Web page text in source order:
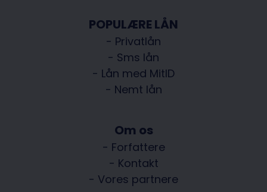
POPULÆRE LÅN
- Privatlån
- Sms lån
- Lån med MitID
- Nemt lån
Om os
- Forfattere
- Kontakt
- Vores partnere